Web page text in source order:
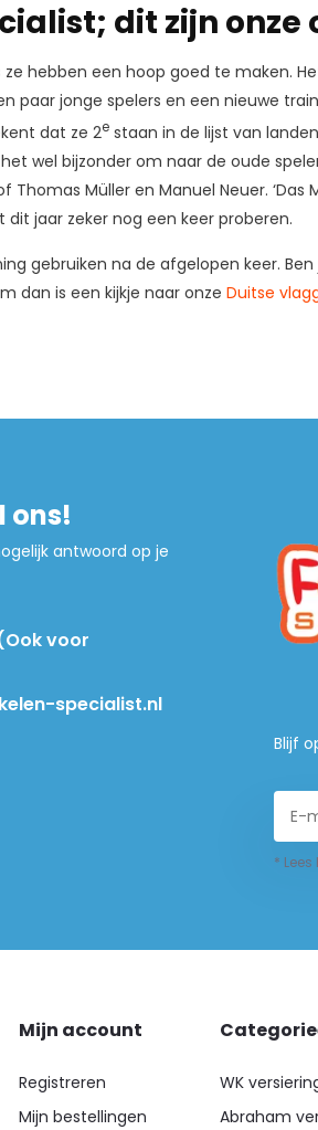
dit zijn onze
hebben een hoop goed te maken.
paar jonge spelers en een nieuwe
dat ze 2estaan in de lijst van
wel bijzonder om naar de oude
Thomas Müller en Manuel Neuer. ‘Das
jaar zeker nog een keer proberen.
gebruiken na de afgelopen keer.
dan is een kijkje naar onze Duitse
ons!
antwoord op je
voor
specialist.nl
Blijf
*
Mijn account
Registreren
Mijn bestellingen
WK
Abraham